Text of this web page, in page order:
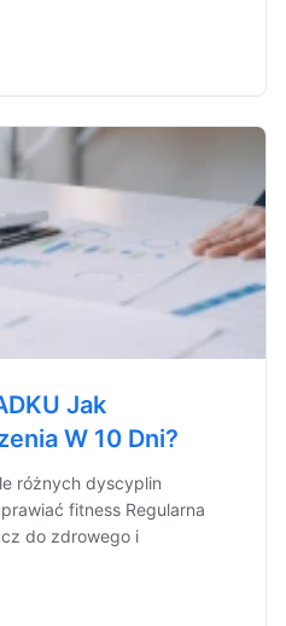
Jak
W 10 Dni?
różnych dyscyplin
fitness Regularna
do zdrowego i